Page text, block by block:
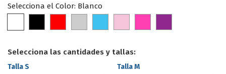
Selecciona el Color: Blanco
Selecciona las cantidades y tallas:
Talla S Talla M